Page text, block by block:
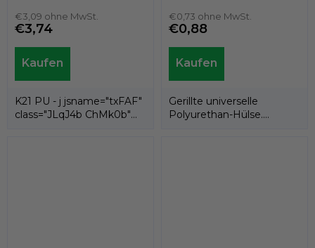
€3,09 ohne MwSt.
€3,74
K21 PU - j jsname="txFAF"
class="JLqJ4b ChMk0b"
€0,73 ohne MwSt.
€0,88
Gerillte universelle
Polyurethan-Hülse.